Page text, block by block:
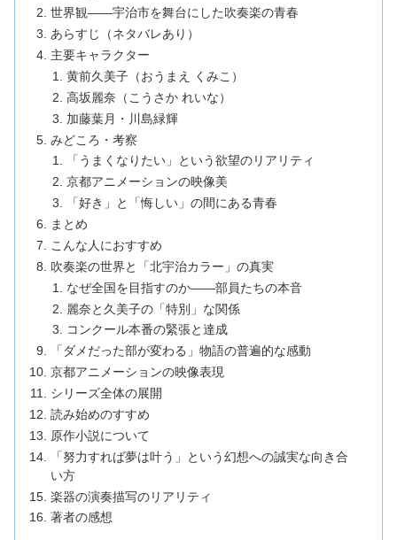
世界観——宇治市を舞台にした吹奏楽の青春
あらすじ（ネタバレあり）
主要キャラクター
黄前久美子（おうまえ くみこ）
高坂麗奈（こうさか れいな）
加藤葉月・川島緑輝
みどころ・考察
「うまくなりたい」という欲望のリアリティ
京都アニメーションの映像美
「好き」と「悔しい」の間にある青春
まとめ
こんな人におすすめ
吹奏楽の世界と「北宇治カラー」の真実
なぜ全国を目指すのか——部員たちの本音
麗奈と久美子の「特別」な関係
コンクール本番の緊張と達成
「ダメだった部が変わる」物語の普遍的な感動
京都アニメーションの映像表現
シリーズ全体の展開
読み始めのすすめ
原作小説について
「努力すれば夢は叶う」という幻想への誠実な向き合
い方
楽器の演奏描写のリアリティ
著者の感想